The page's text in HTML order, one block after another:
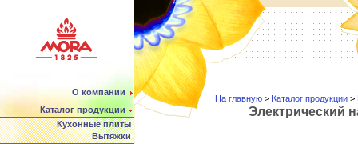
О компании
Каталог продукции
Кухонные плиты
Вытяжки
На главную > Каталог продукции >
Электрический